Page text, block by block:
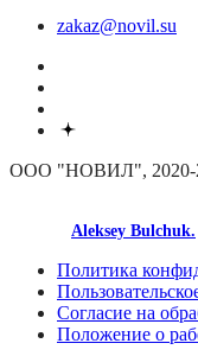
zakaz@novil.su
ООО "НОВИЛ", 2020-
Aleksey Bulchuk.
Политика
Согласие на
Положение о